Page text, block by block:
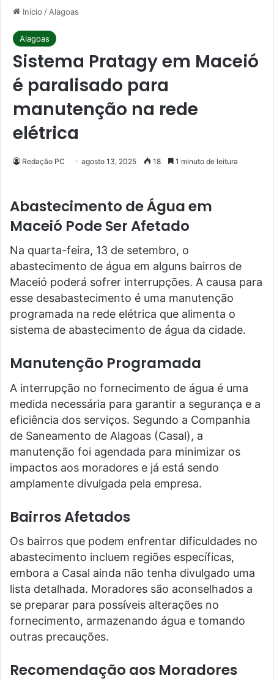
Início / Alagoas
Alagoas
Sistema Pratagy em Maceió
é paralisado para
manutenção na rede
elétrica
Redação PC agosto 13, 2025 18 1 minuto de leitura
Abastecimento de Água em
Maceió Pode Ser Afetado
Na quarta-feira, 13 de setembro, o
abastecimento de água em alguns bairros de
Maceió poderá sofrer interrupções. A causa para
esse desabastecimento é uma manutenção
programada na rede elétrica que alimenta o
sistema de abastecimento de água da cidade.
Manutenção Programada
A interrupção no fornecimento de água é uma
medida necessária para garantir a segurança e a
eficiência dos serviços. Segundo a Companhia
de Saneamento de Alagoas (Casal), a
manutenção foi agendada para minimizar os
impactos aos moradores e já está sendo
amplamente divulgada pela empresa.
Bairros Afetados
Os bairros que podem enfrentar dificuldades no
abastecimento incluem regiões específicas,
embora a Casal ainda não tenha divulgado uma
lista detalhada. Moradores são aconselhados a
se preparar para possíveis alterações no
fornecimento, armazenando água e tomando
outras precauções.
Recomendação aos Moradores